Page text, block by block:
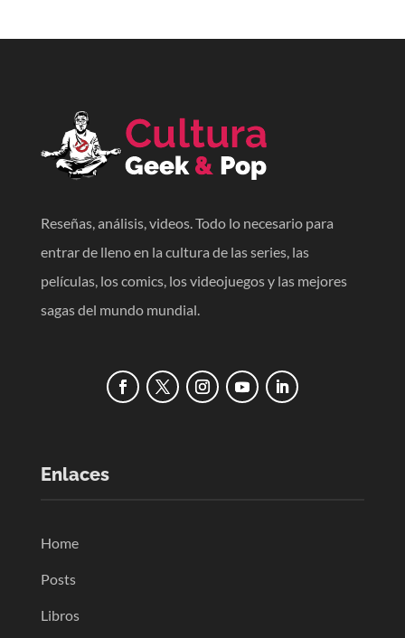
Reseñas, análisis, videos. Todo lo necesario para
entrar de lleno en la cultura de las series, las
películas, los comics, los videojuegos y las mejores
sagas del mundo mundial.
Enlaces
Home
Posts
Libros